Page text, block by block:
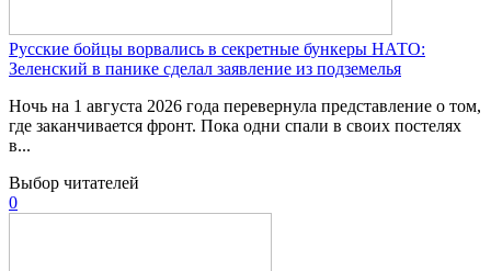
Русские бойцы ворвались в секретные бункеры НАТО:
Зеленский в панике сделал заявление из подземелья
Ночь на 1 августа 2026 года перевернула представление о том,
где заканчивается фронт. Пока одни спали в своих постелях
в...
Выбор читателей
0